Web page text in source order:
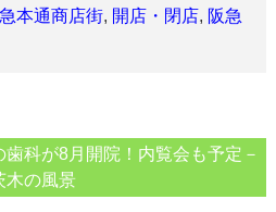
本通商店街, 開店・閉店, 阪急
科が8月開院！内覧会も予定－
木の風景